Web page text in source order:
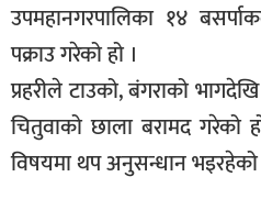
उपमहानगरपालिका १४
पक्राउ गरेको हो ।
प्रहरीले टाउको, बंगराको
चितुवाको छाला बरामद गरेको
विषयमा थप अनुसन्धान भइरहेको